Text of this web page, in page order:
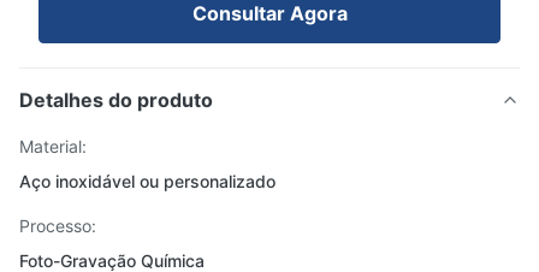
Consultar Agora
Detalhes do produto
Material:
Aço inoxidável ou personalizado
Processo:
Foto-Gravação Química